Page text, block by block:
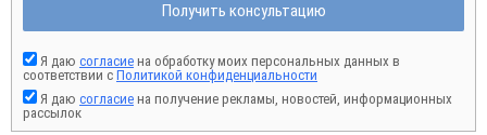
Получить консультацию
Я даю согласие на обработку моих персональных данных в
соответствии с Политикой конфиденциальности
Я даю согласие на получение рекламы, новостей, информационных
рассылок